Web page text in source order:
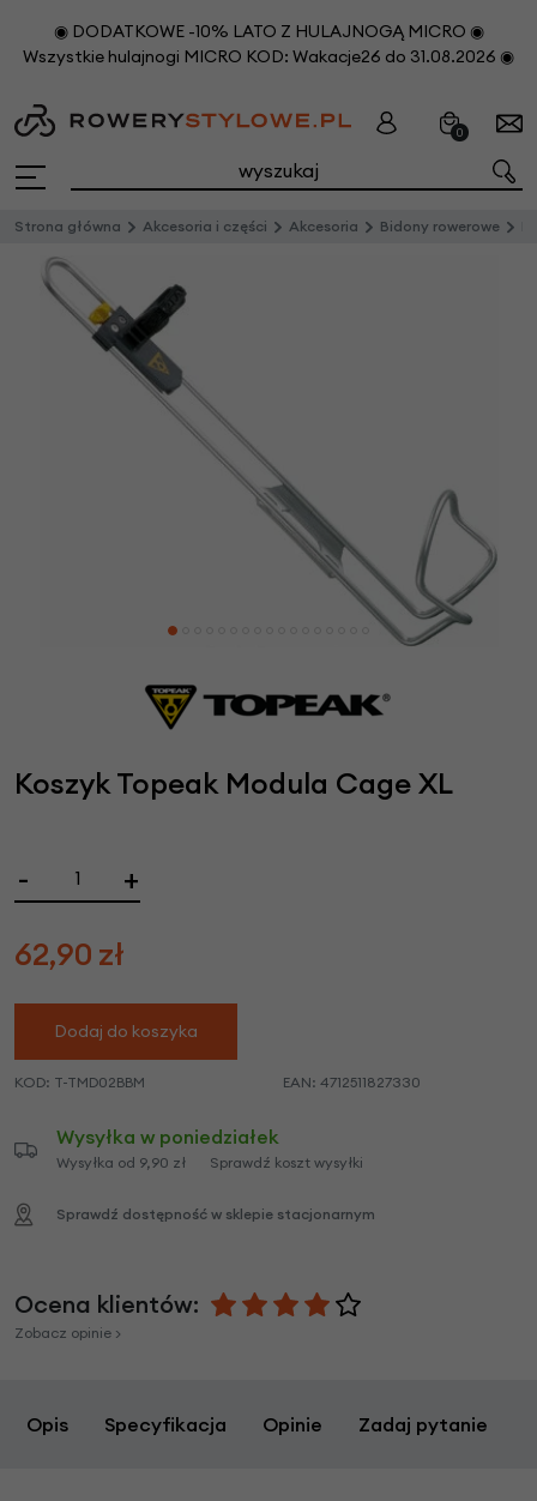
◉ DODATKOWE -10% LATO Z HULAJNOGĄ MICRO ◉
Wszystkie hulajnogi MICRO KOD: Wakacje26 do 31.08.2026 ◉
0
Strona główna Akcesoria i części Akcesoria Bidony rowerowe
Koszyk Topeak Modula Cage XL
- +
62,90 zł
Dodaj do koszyka
KOD: T-TMD02BBM EAN: 4712511827330
Wysyłka w poniedziałek
Wysyłka od 9,90 zł Sprawdź koszt wysyłki
Sprawdź dostępność w sklepie stacjonarnym
Ocena klientów:
Zobacz opinie >
Opis Specyfikacja Opinie Zadaj pytanie